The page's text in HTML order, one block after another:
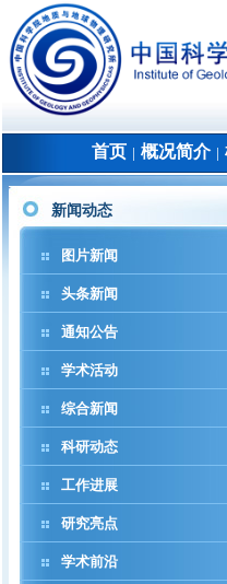
首页 概况简介│
新闻动态
图片新闻
头条新闻
通知公告
学术活动
综合新闻
科研动态
工作进展
研究亮点
学术前沿